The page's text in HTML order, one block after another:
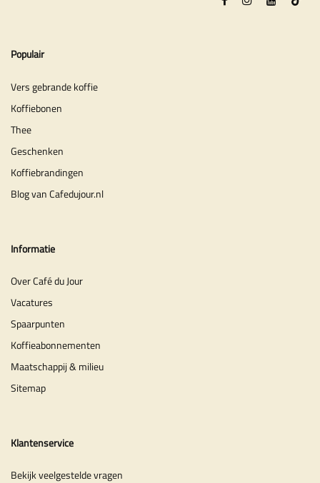
Populair
Vers gebrande koffie
Koffiebonen
Thee
Geschenken
Koffiebrandingen
Blog van Cafedujour.nl
Informatie
Over Café du Jour
Vacatures
Spaarpunten
Koffieabonnementen
Maatschappij & milieu
Sitemap
Klantenservice
Bekijk veelgestelde vragen